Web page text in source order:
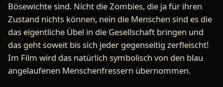
Bösewichte sind. Nicht die Zombies, die ja für ihren
Zustand nichts können, nein die Menschen sind es die
das eigentliche Übel in die Gesellschaft bringen und
das geht soweit bis sich jeder gegenseitig zerfleischt!
Im Film wird das natürlich symbolisch von den blau
angelaufenen Menschenfressern übernommen.